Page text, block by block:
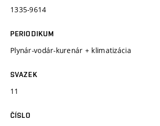
1335-9614
PERIODIKUM
Plynár-vodár-kurenár + klimatizácia
SVAZEK
11
ČÍSLO